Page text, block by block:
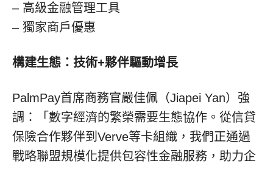
– 高級金融管理工具
– 獨家商戶優惠
構建生態：技術+夥伴驅動增長
PalmPay首席商務官嚴佳佩（Jiapei Yan）強
調：「數字經濟的繁榮需要生態協作。從信貸
保險合作夥伴到Verve等卡組織，我們正通過
戰略聯盟規模化提供包容性金融服務，助力企